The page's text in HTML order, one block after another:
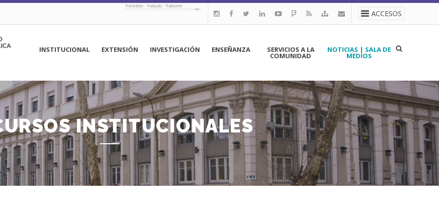
ACCESOS
Translation - Tradução - Traduction
principal
INSTITUCIONAL EXTENSIÓN INVESTIGACIÓN ENSEÑANZA SERVICIOS A LA
COMUNIDAD
NOTICIAS | SALA DE
MEDIOS
INSTITUCIONALES